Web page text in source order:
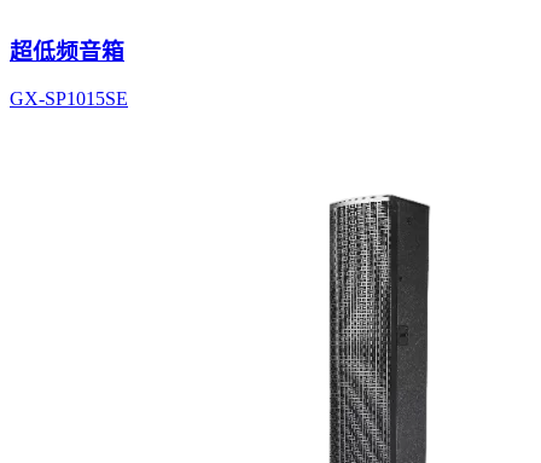
超低频音箱
GX-SP1015SE